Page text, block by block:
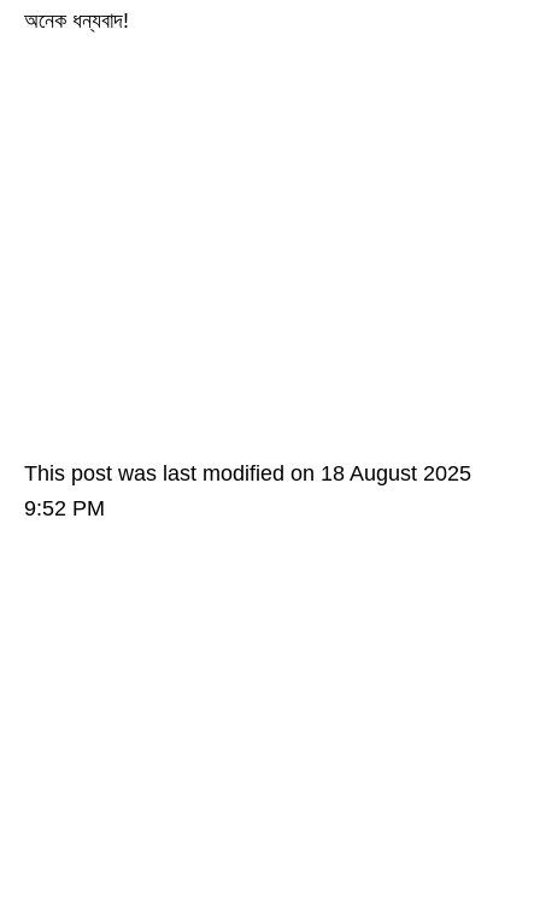
অনেক ধন্যবাদ!
This post was last modified on 18 August 2025
9:52 PM